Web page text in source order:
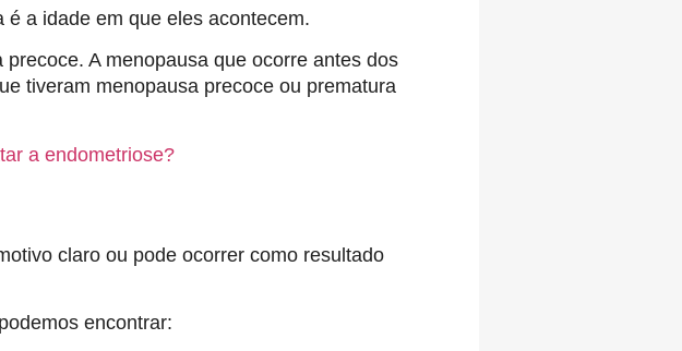
a idade em que eles acontecem.
A menopausa que ocorre antes dos
tiveram menopausa precoce ou prematura
a endometriose?
claro ou pode ocorrer como resultado
encontrar: